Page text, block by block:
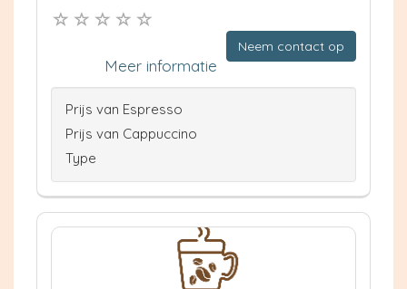
Neem contact op
Meer informatie
Prijs van Espresso
Prijs van Cappuccino
Type